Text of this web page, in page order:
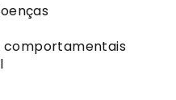
comportamentais